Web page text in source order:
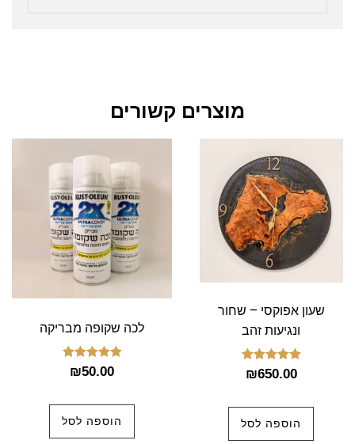
מוצרים קשורים
שעון אפוקסי – שחור
ונגיעות זהב
דורג
5.00
₪650.00
הוספה לסל
לכה שקופה מבריקה
דורג
5.00
₪50.00
הוספה לסל